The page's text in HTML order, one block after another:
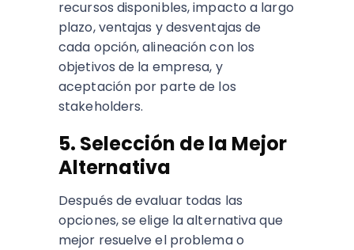
recursos disponibles, impacto a largo
plazo, ventajas y desventajas de
cada opción, alineación con los
objetivos de la empresa, y
aceptación por parte de los
stakeholders.
5. Selección de la Mejor
Alternativa
Después de evaluar todas las
opciones, se elige la alternativa que
mejor resuelve el problema o